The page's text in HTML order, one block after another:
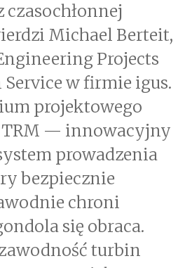
Michael Berteit,
Projects
w firmie igus.
projektowego
— innowacyjny
prowadzenia
bezpiecznie
chroni
się obraca.
turbin